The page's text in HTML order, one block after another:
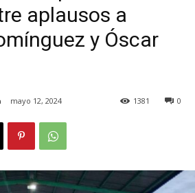
aplausos a
y Óscar
mayo 12, 2024 0
1381